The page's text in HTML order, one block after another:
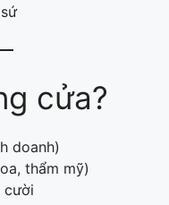
cửa?
doanh)
thẩm mỹ)
cười